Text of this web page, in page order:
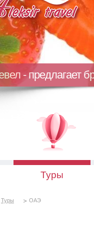
- предлагает
Туры
Туры ОАЭ